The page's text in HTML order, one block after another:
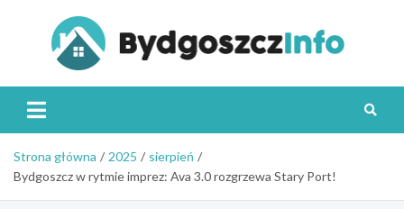
Strona główna 2025
sierpień
Bydgoszcz w rytmie imprez: Ava 3.0 rozgrzewa Stary Port!